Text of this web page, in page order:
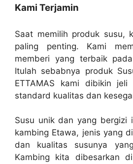
Kami Terjamin
Saat memilih produk susu,
paling penting. Kami
memberi yang terbaik
Itulah sebabnya produk
ETTAMAS kami dibikin jeli
standard kualitas dan
Susu unik dan yang bergizi
kambing Etawa, jenis yang
dan kualitas susunya
Kambing kita dibesarkan